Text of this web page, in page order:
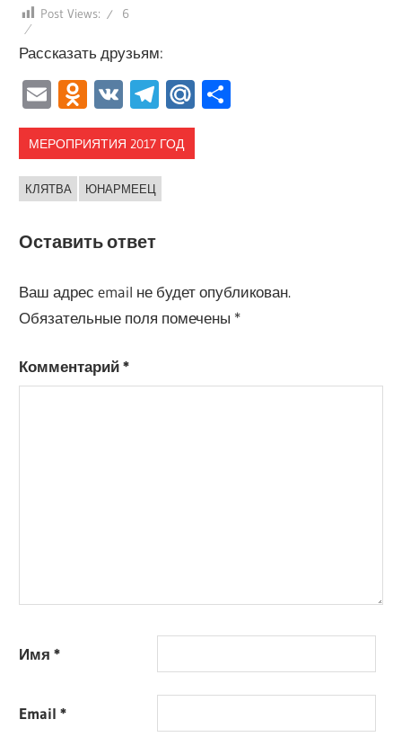
Post Views: 6
Рассказать друзьям:
EmailOdnoklassniki
VK Telegram
Mail.Ru
МЕРОПРИЯТИЯ 2017 ГОД
КЛЯТВА ЮНАРМЕЕЦ
Оставить ответ
Ваш адрес email не будет опубликован.
Обязательные поля помечены *
Комментарий*
Имя*
Email*